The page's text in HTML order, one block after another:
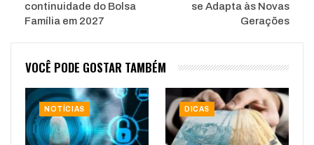
continuidade do Bolsa
Família em 2027
se Adapta às Novas
Gerações
VOCÊ PODE GOSTAR TAMBÉM
NOTÍCIAS DICAS